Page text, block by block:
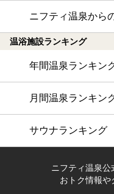
ニフティ温泉から
温浴施設ランキング
年間温泉ランキン
月間温泉ランキン
サウナランキング
ニフティ温泉公
おトク情報や